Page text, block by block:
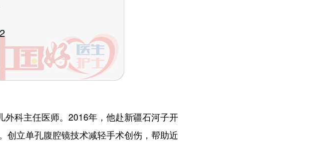
科主任医师。2016年，他赴新疆石河子开
创立单孔腹腔镜技术减轻手术创伤，帮助近